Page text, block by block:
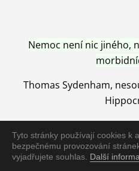
Tyto stránky používají cookies k
bezpečnému provozování
vyjadřujete souhlas. Další
Nemoc není nic jiného,
Thomas Sydenham,
Nemoc je vyléčena jen